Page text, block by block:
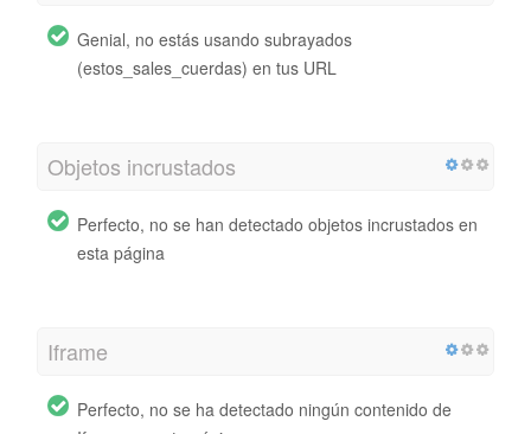
Genial, no estás usando subrayados
(estos_sales_cuerdas) en tus URL
Objetos incrustados
Perfecto, no se han detectado objetos incrustados en
esta página
Iframe
Perfecto, no se ha detectado ningún contenido de